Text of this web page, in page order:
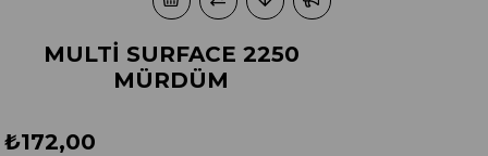
MULTİ SURFACE 2250
MÜRDÜM
₺172,00